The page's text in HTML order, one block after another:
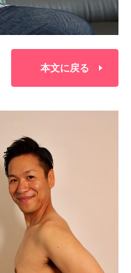
本文に戻る